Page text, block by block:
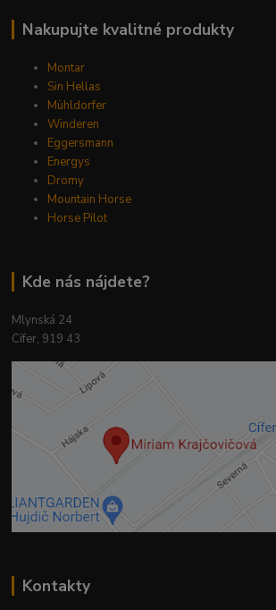
Nakupujte kvalitné produkty
Montar
Sin Hellas
Mühldorfer
Winderen
Eggersmann
Energys
Dromy
Mountain Horse
Horse Pilot
Kde nás nájdete?
Mlynská 24
Cífer, 919 43
Kontakty